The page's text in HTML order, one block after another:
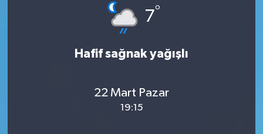
7°
Hafif sağnak yağışlı
22 Mart Pazar
19:15